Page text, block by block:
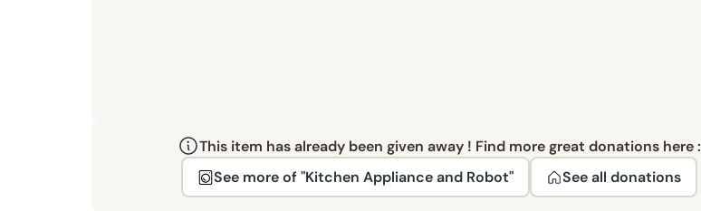
This item has already been given away ! Find more great donations here :
See more of "Kitchen Appliance and Robot"
See all donations